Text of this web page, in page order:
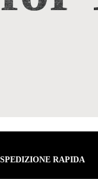
SPEDIZIONE RAPIDA